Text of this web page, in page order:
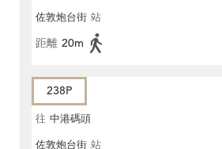
佐敦炮台街 站
距離 20m
238P
往 中港碼頭
佐敦炮台街 站